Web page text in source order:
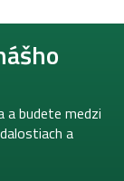
a budete medzi
a